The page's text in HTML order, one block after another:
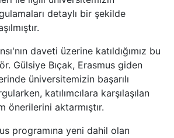
detaylı bir şekilde
daveti üzerine katıldığımız bu
Gülsiye Bıçak, Erasmus giden
üniversitemizin başarılı
katılımcılara karşılaşılan
önerilerini aktarmıştır.
programına yeni dahil olan